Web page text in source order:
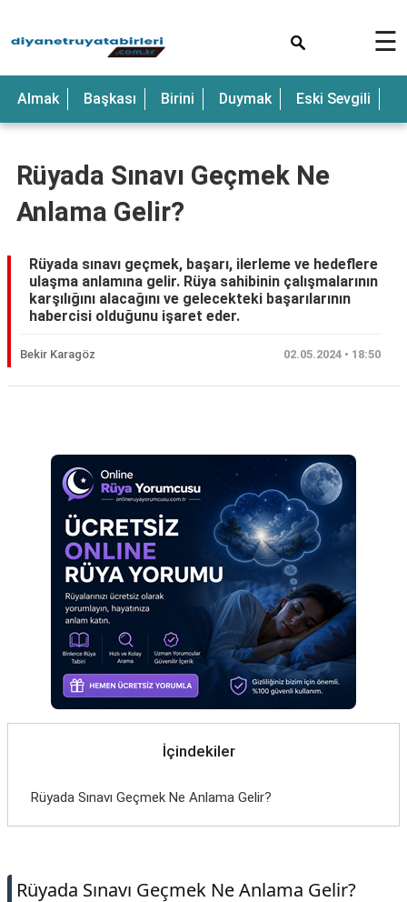
Anne
Bebek
Beyaz
Deniz
Düğün
Erkek
☰
Almak Başkası Birini Duymak Eski Sevgili
Rüyada Sınavı Geçmek Ne
Anlama Gelir?
Rüyada sınavı geçmek, başarı, ilerleme ve hedeflere
ulaşma anlamına gelir. Rüya sahibinin çalışmalarının
karşılığını alacağını ve gelecekteki başarılarının
habercisi olduğunu işaret eder.
Bekir Karagöz 02.05.2024 • 18:50
İçindekiler
Rüyada Sınavı Geçmek Ne Anlama Gelir?
Rüyada Sınavı Geçmek Ne Anlama Gelir?